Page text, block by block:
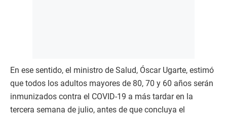
En ese sentido, el ministro de Salud, Óscar Ugarte, estimó
que todos los adultos mayores de 80, 70 y 60 años serán
inmunizados contra el COVID-19 a más tardar en la
tercera semana de julio, antes de que concluya el